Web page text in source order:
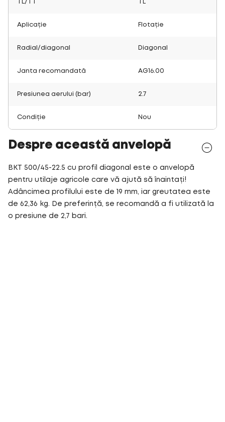
TL/TT
Aplicație Flotație
Radial/diagonal Diagonal
Janta recomandată AG16.00
Presiunea aerului (bar) 2.7
Condiție Nou
Despre această anvelopă
BKT 500/45-22.5 cu profil diagonal este o anvelopă
pentru utilaje agricole care vă ajută să înaintați!
Adâncimea profilului este de 19 mm, iar greutatea este
de 62,36 kg. De preferință, se recomandă a fi utilizată la
o presiune de 2,7 bari.